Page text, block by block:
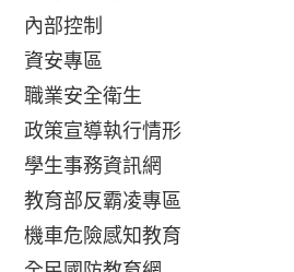
內部控制
資安專區
職業安全衛生
政策宣導執行情形
學生事務資訊網
教育部反霸凌專區
機車危險感知教育